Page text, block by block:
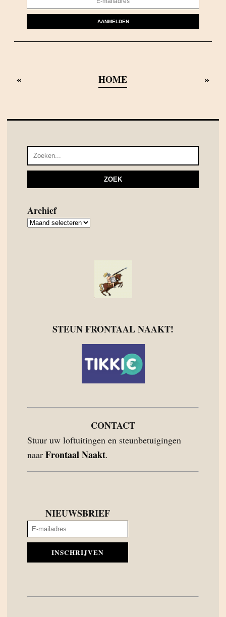
AANMELDEN
« HOME »
Archief
Archief
STEUN FRONTAAL NAAKT!
CONTACT
Stuur uw loftuitingen en steunbetuigingen
naar Frontaal Naakt.
NIEUWSBRIEF
INSCHRIJVEN